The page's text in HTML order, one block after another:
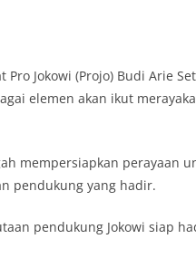
Jokowi (Projo) Budi Arie
elemen akan ikut
mempersiapkan perayaan
pendukung yang hadir.
pendukung Jokowi siap